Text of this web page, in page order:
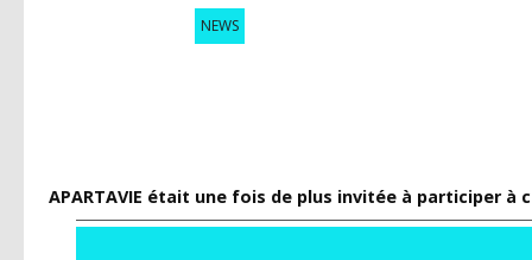
NEWS
APARTAVIE était une fois de plus invitée à participer à